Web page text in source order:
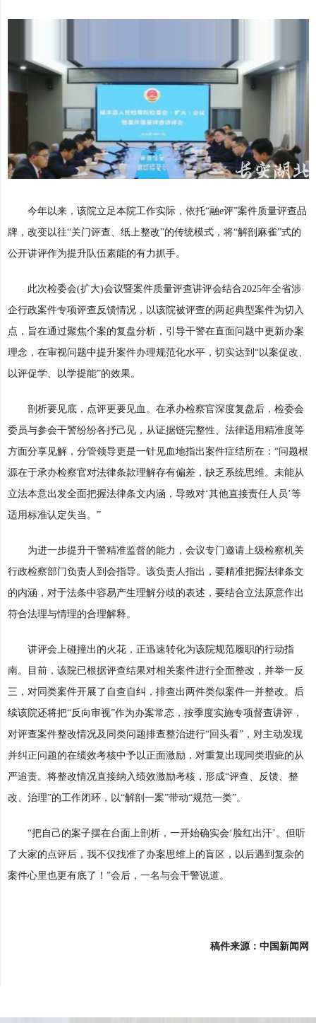
今年以来，该院立足本院工作实际，依托“融e评”案件质量评查品
牌，改变以往“关门评查、纸上整改”的传统模式，将“解剖麻雀”式的
公开讲评作为提升队伍素能的有力抓手。
此次检委会(扩大)会议暨案件质量评查讲评会结合2025年全省涉
企行政案件专项评查反馈情况，以该院被评查的两起典型案件为切入
点，旨在通过聚焦个案的复盘分析，引导干警在直面问题中更新办案
理念，在审视问题中提升案件办理规范化水平，切实达到“以案促改、
以评促学、以学提能”的效果。
剖析要见底，点评更要见血。在承办检察官深度复盘后，检委会
委员与参会干警纷纷各抒己见，从证据链完整性、法律适用精准度等
方面分享见解，分管领导更是一针见血地指出案件症结所在：“问题根
源在于承办检察官对法律条款理解存有偏差，缺乏系统思维。未能从
立法本意出发全面把握法律条文内涵，导致对‘其他直接责任人员’等
适用标准认定失当。”
为进一步提升干警精准监督的能力，会议专门邀请上级检察机关
行政检察部门负责人到会指导。该负责人指出，要精准把握法律条文
的内涵，对于法条中容易产生理解分歧的表述，要结合立法原意作出
符合法理与情理的合理解释。
讲评会上碰撞出的火花，正迅速转化为该院规范履职的行动指
南。目前，该院已根据评查结果对相关案件进行全面整改，并举一反
三，对同类案件开展了自查自纠，排查出两件类似案件一并整改。后
续该院还将把“反向审视”作为办案常态，按季度实施专项督查讲评，
对评查案件整改情况及同类问题排查整治进行“回头看”，对主动发现
并纠正问题的在绩效考核中予以正面激励，对重复出现同类瑕疵的从
严追责。将整改情况直接纳入绩效激励考核，形成“评查、反馈、整
改、治理”的工作闭环，以“解剖一案”带动“规范一类”。
“把自己的案子摆在台面上剖析，一开始确实会‘脸红出汗’。但听
了大家的点评后，我不仅找准了办案思维上的盲区，以后遇到复杂的
案件心里也更有底了！”会后，一名与会干警说道。
稿件来源：中国新闻网